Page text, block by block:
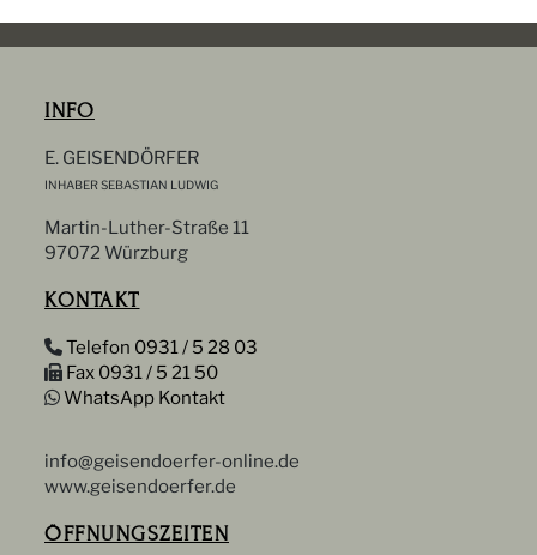
INFO
E. GEISENDÖRFER
INHABER SEBASTIAN LUDWIG
Martin-Luther-Straße 11
97072 Würzburg
KONTAKT
Telefon 0931 / 5 28 03
Fax 0931 / 5 21 50
WhatsApp Kontakt
info@geisendoerfer-online.de
www.geisendoerfer.de
ÖFFNUNGSZEITEN